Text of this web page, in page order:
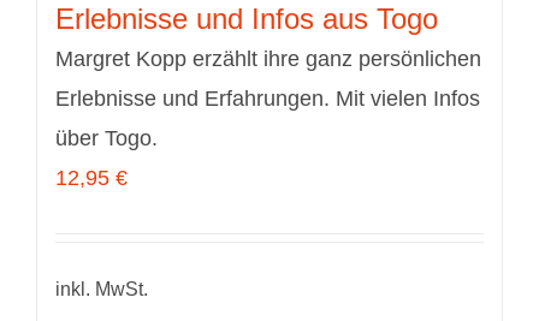
Erlebnisse und Infos aus Togo
Margret Kopp erzählt ihre ganz persönlichen
Erlebnisse und Erfahrungen. Mit vielen Infos
über Togo.
12,95 €
inkl. MwSt.